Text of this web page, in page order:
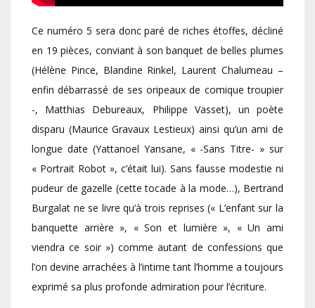
Ce numéro 5 sera donc paré de riches étoffes, décliné
en 19 pièces, conviant à son banquet de belles plumes
(Hélène Pince, Blandine Rinkel, Laurent Chalumeau –
enfin débarrassé de ses oripeaux de comique troupier
-, Matthias Debureaux, Philippe Vasset), un poète
disparu (Maurice Gravaux Lestieux) ainsi qu’un ami de
longue date (Yattanoel Yansane, « -Sans Titre- » sur
« Portrait Robot », c’était lui). Sans fausse modestie ni
pudeur de gazelle (cette tocade à la mode…), Bertrand
Burgalat ne se livre qu’à trois reprises (« L’enfant sur la
banquette arrière », « Son et lumière », « Un ami
viendra ce soir ») comme autant de confessions que
l’on devine arrachées à l’intime tant l’homme a toujours
exprimé sa plus profonde admiration pour l’écriture.